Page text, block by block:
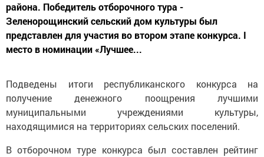
района. Победитель отборочного тура -
Зеленорощинский сельский дом культуры был
представлен для участия во втором этапе конкурса. I
место в номинации «Лучшее...
Подведены итоги республиканского конкурса на
получение денежного поощрения лучшими
муниципальными учреждениями культуры,
находящимися на территориях сельских поселений.
В отборочном туре конкурса был составлен рейтинг